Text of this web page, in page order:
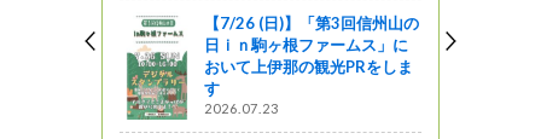
【7/26 (日)】「第3回信州山の
日ｉｎ駒ヶ根ファームス」に
おいて上伊那の観光PRをしま
す
2026.07.23